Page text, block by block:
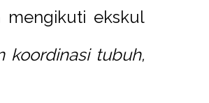
mengikuti ekskul
koordinasi tubuh,